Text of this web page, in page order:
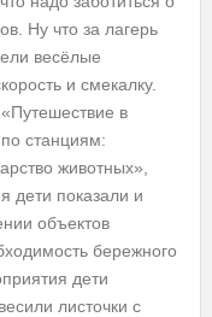
Ну что за лагерь
весёлые
и смекалку.
в
станциям:
животных»,
дети показали и
объектов
бережного
дети
листочки с